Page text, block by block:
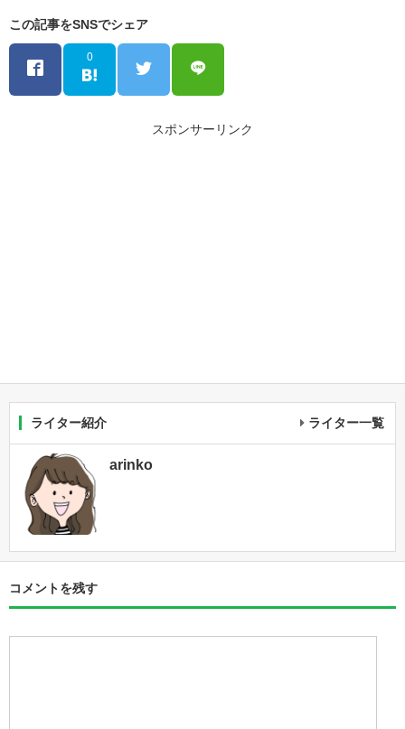
この記事をSNSでシェア
0
スポンサーリンク
ライター紹介 ライター一覧
arinko
コメントを残す